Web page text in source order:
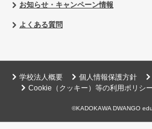
お知らせ・キャンペーン情報
よくある質問
学校法人概要 個人情報保護方針
Cookie（クッキー）等の利用ポリシー
©KADOKAWA DWANGO